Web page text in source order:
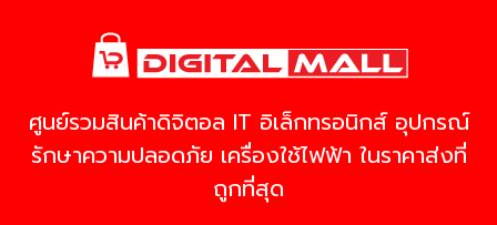
ศูนย์รวมสินค้าดิจิตอล IT อิเล็กทรอนิกส์ อุปกรณ์
รักษาความปลอดภัย เครื่องใช้ไฟฟ้า ในราคาส่งที่
ถูกที่สุด